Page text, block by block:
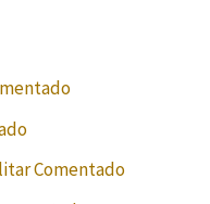
Comentado